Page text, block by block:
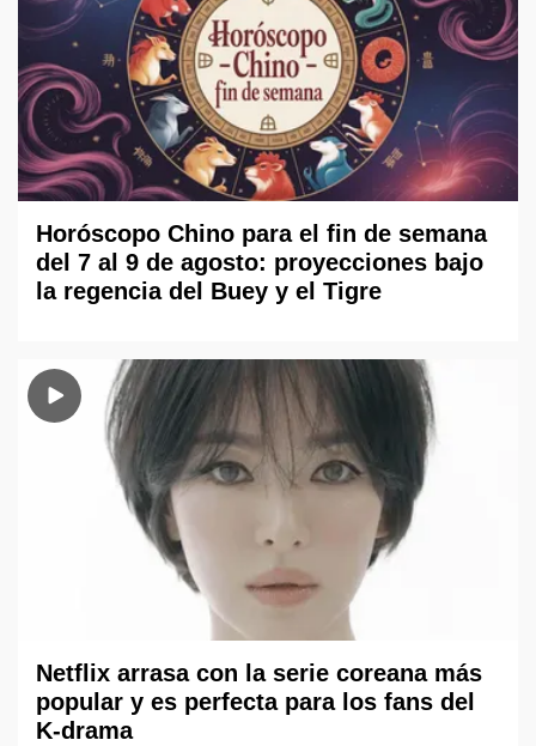
Horóscopo Chino para el fin de semana
del 7 al 9 de agosto: proyecciones bajo
la regencia del Buey y el Tigre
Netflix arrasa con la serie coreana más
popular y es perfecta para los fans del
K-drama